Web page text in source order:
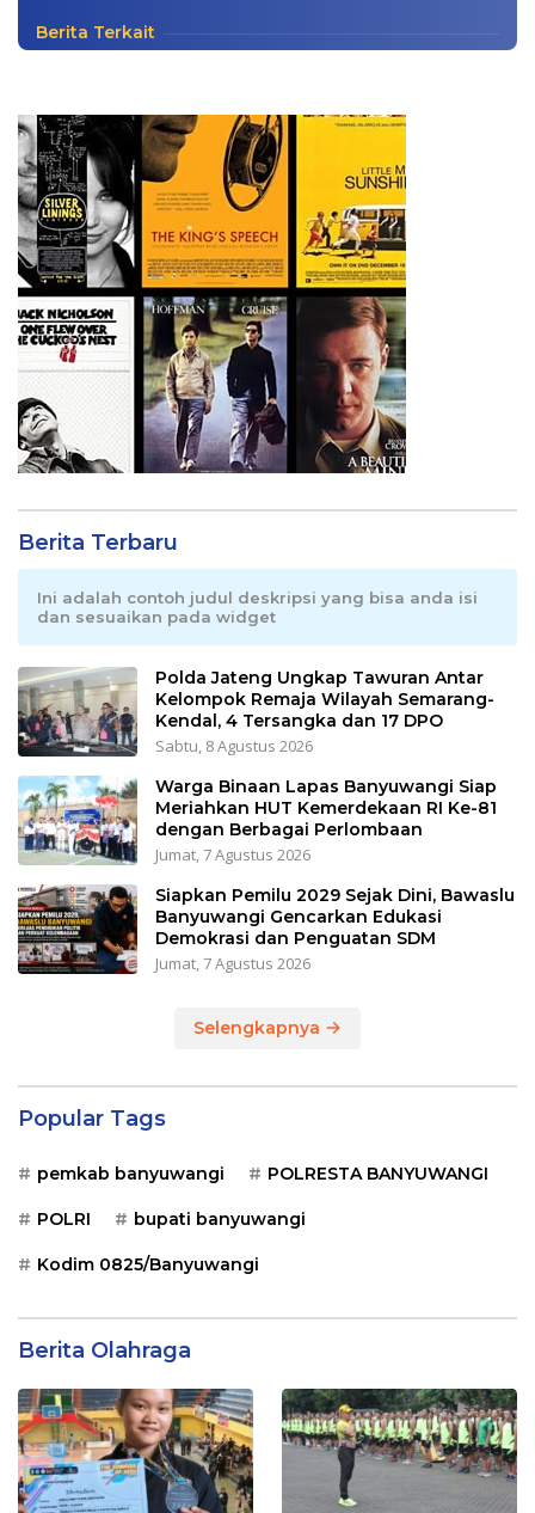
Berita Terkait
Berita Terbaru
Ini adalah contoh judul deskripsi yang bisa anda isi
dan sesuaikan pada widget
Polda Jateng Ungkap Tawuran Antar
Kelompok Remaja Wilayah Semarang-
Kendal, 4 Tersangka dan 17 DPO
Sabtu, 8 Agustus 2026
Warga Binaan Lapas Banyuwangi Siap
Meriahkan HUT Kemerdekaan RI Ke-81
dengan Berbagai Perlombaan
Jumat, 7 Agustus 2026
Siapkan Pemilu 2029 Sejak Dini, Bawaslu
Banyuwangi Gencarkan Edukasi
Demokrasi dan Penguatan SDM
Jumat, 7 Agustus 2026
Selengkapnya
Popular Tags
pemkab banyuwangi POLRESTA BANYUWANGI
POLRI bupati banyuwangi
Kodim 0825/Banyuwangi
Berita Olahraga